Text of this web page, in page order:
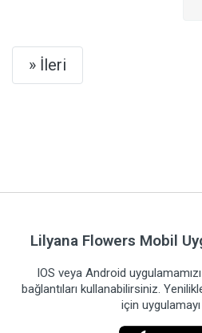
» İleri
Lilyana Flowers Mobil
IOS veya Android
bağlantıları kullanabilirsiniz.
için